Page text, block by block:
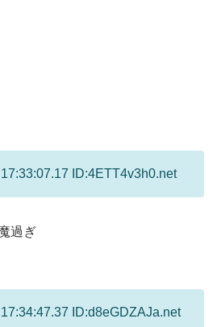
ID:4ETT4v3h0.net
過ぎ
ID:d8eGDZAJa.net